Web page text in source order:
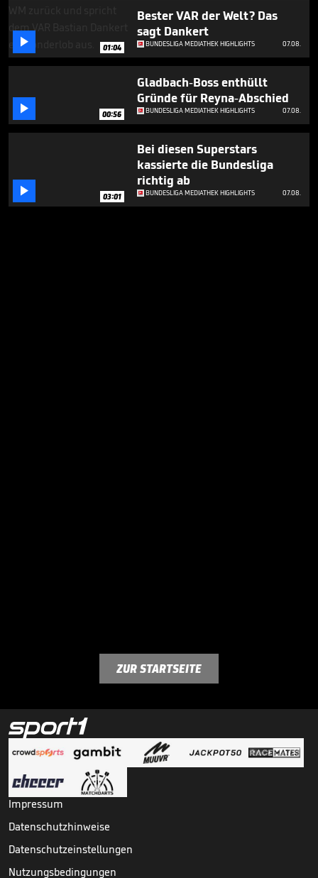
 01:04
Bester VAR der Welt? Das
sagt Dankert
BUNDESLIGA MEDIATHEK HIGHLIGHTS 07.08.
 00:56
Gladbach-Boss enthüllt
Gründe für Reyna-Abschied
BUNDESLIGA MEDIATHEK HIGHLIGHTS 07.08.
 03:01
Bei diesen Superstars
kassierte die Bundesliga
richtig ab
BUNDESLIGA MEDIATHEK HIGHLIGHTS 07.08.
ZUR STARTSEITE
Impressum
Datenschutzhinweise
Datenschutzeinstellungen
Nutzungsbedingungen